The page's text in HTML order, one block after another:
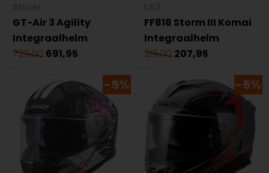
GT-Air 3 Agility
Integraalhelm
729,00 691,95
FF818 Storm III Komai
Integraalhelm
219,00 207,95
-5% -5%